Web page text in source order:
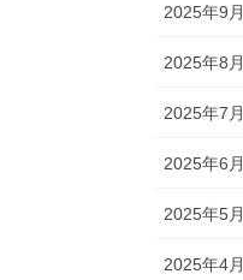
2025年9月
2025年8月
2025年7月
2025年6月
2025年5月
2025年4月